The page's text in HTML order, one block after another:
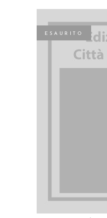
ESAURITO